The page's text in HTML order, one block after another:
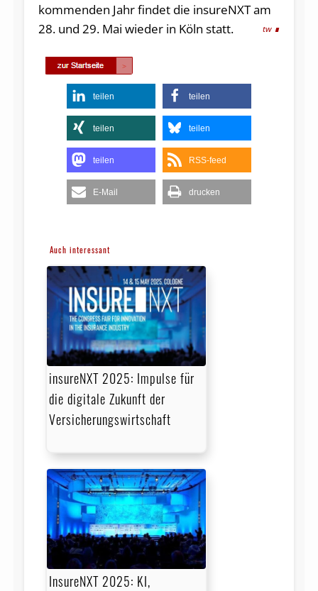
kommenden Jahr findet die insureNXT am
28. und 29. Mai wieder in Köln statt.
tw
teilen teilen
teilen teilen
teilen RSS-feed
E-Mail drucken
Auch interessant
insureNXT 2025: Impulse für
die digitale Zukunft der
Versicherungswirtschaft
InsureNXT 2025: KI,